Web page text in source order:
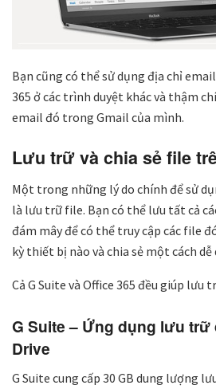
Bạn cũng có thể sử dụng địa chỉ
365 ở các trình duyệt khác và thậm
email đó trong Gmail của mình.
Lưu trữ và chia sẻ file
Một trong những lý do chính để sử
là lưu trữ file. Bạn có thể lưu tất cả
đám mây để có thể truy cập các file
kỳ thiết bị nào và chia sẻ một cách dễ
Cả G Suite và Office 365 đều giúp lưu
G Suite – Ứng dụng lưu trữ
Drive
G Suite cung cấp 30 GB dung lượng